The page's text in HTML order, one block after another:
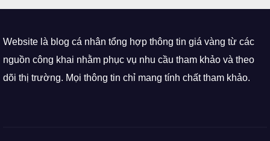
Website là blog cá nhân tổng hợp thông tin giá vàng từ các
nguồn công khai nhằm phục vụ nhu cầu tham khảo và theo
dõi thị trường. Mọi thông tin chỉ mang tính chất tham khảo.